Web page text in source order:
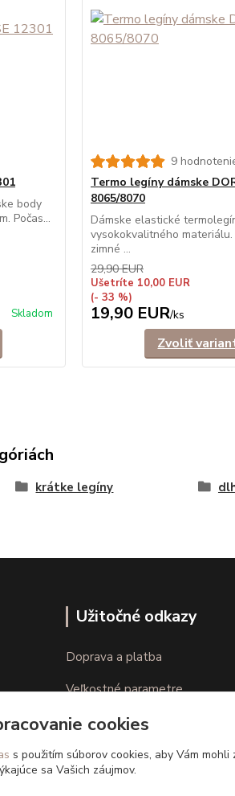
body
Počas...
Skladom
9
Termo legíny dámske
8065/8070
Dámske elastické
vysokokvalitného
zimné ...
29,90 EUR
Ušetríte 10,00 EUR
(- 33 %)
19,90 EUR/ks
Zvoliť
krátke legíny
Užitočné odkazy
Doprava a platba
Veľkostné parametre
Ako nakupovať
cookies
s použitím súborov cookies, aby Vám
sa Vašich záujmov.